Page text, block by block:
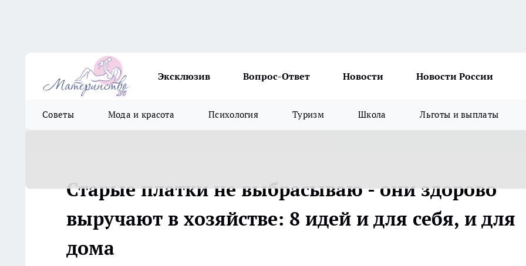
Эксклюзив Вопрос-Ответ Новости Новости России
Советы Мода и красота Психология Туризм Школа Льготы и выплаты
Старые платки не выбрасываю - они здорово
выручают в хозяйстве: 8 идей и для себя, и для
дома